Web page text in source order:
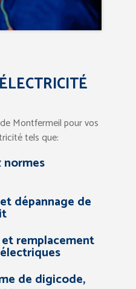
Montfermeil pour vos
tels que:
normes
dépannage de
remplacement
de digicode,